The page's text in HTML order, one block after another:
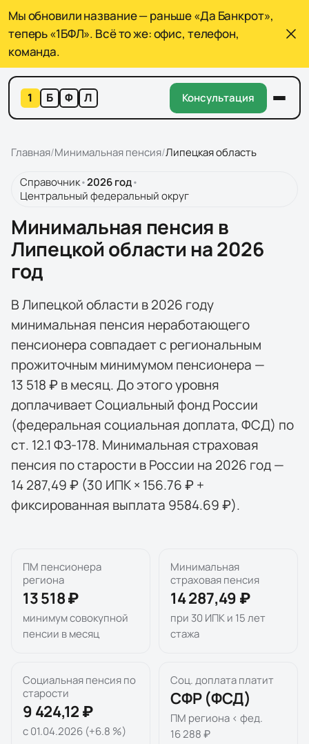
Мы обновили название — раньше «Да Банкрот»,
теперь «1БФЛ». Всё то же: офис, телефон,
команда.
1 Б Ф Л Консультация
Главная/Минимальная пенсия/Липецкая область
Справочник•2026год•
Центральный федеральный округ
Минимальная пенсия в
Липецкой области на 2026
год
В Липецкой области в 2026 году
минимальная пенсия неработающего
пенсионера совпадает с региональным
прожиточным минимумом пенсионера —
13 518 ₽ в месяц. До этого уровня
доплачивает Социальный фонд России
(федеральная социальная доплата, ФСД) по
ст. 12.1 ФЗ-178. Минимальная страховая
пенсия по старости в России на 2026 год —
14 287,49 ₽ (30 ИПК × 156.76 ₽ +
фиксированная выплата 9584.69 ₽).
ПМ пенсионера
региона
13 518 ₽
минимум совокупной
пенсии в месяц
Минимальная
страховая пенсия
14 287,49 ₽
при 30 ИПК и 15 лет
стажа
Социальная пенсия по
старости
9 424,12 ₽
с 01.04.2026 (+6.8 %)
Соц. доплата платит
СФР (ФСД)
ПМ региона < фед.
16 288 ₽